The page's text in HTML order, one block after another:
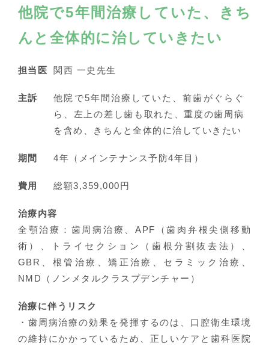
他院で5年間治療していた、きち
んと全体的に治していきたい
担当医 関西 一史先生
主訴
他院で5年間治療していた、前歯がぐらぐ
ら、左上の差し歯も取れた、重度の歯周病
を含め、きちんと全体的に治していきたい
期間 4年（メインテナンス予防4年目）
費用 総額3,359,000円
治療内容
全顎治療：歯周病治療、APF（歯肉弁根尖側移動
術）、トライセクション（歯根分割抜去法）、
GBR、根管治療、矯正治療、セラミック治療、
NMD（ノンメタルクラスプデンチャー）
治療に伴うリスク
・歯周病治療の効果を発揮するのは、口腔衛生環境
の維持にかかっているため、正しいケアと歯科医院